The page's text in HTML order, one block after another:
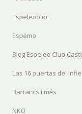
Espeleobloc
Espemo
Blog Espeleo Club
Las 16 puertas del
Barrancs i més
NKO